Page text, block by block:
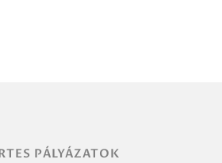
PÁLYÁZATOK